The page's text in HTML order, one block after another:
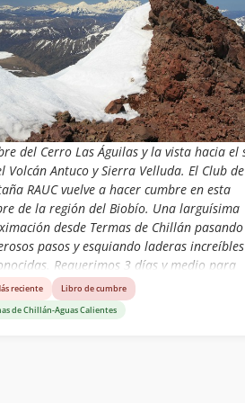
del Cerro Las Águilas y la vista hacia el
Volcán Antuco y Sierra Velluda. El Club de
RAUC vuelve a hacer cumbre en esta
de la región del Biobío. Una larguísima
desde Termas de Chillán pasando
pasos y esquiando laderas
Requerimos 3 días y medio para
cumbre y regresar. (ruta Termas de Chillán-
25-azufrera (sin descender al valle de aguas
reciente
Libro de cumbre
de Chillán-Aguas Calientes